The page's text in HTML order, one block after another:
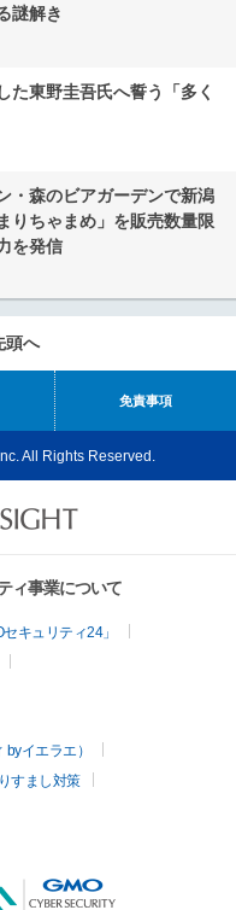
謎解き
た東野圭吾氏へ誓う「多く
・森のビアガーデンで新潟
りちゃまめ」を販売数量限
を発信
頭へ
免責事項
All Rights Reserved.
ィ事業について
キュリティ24」
イエラエ）
すまし対策